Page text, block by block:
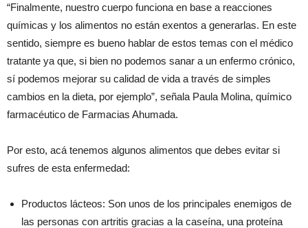
“Finalmente, nuestro cuerpo funciona en base a reacciones
químicas y los alimentos no están exentos a generarlas. En este
sentido, siempre es bueno hablar de estos temas con el médico
tratante ya que, si bien no podemos sanar a un enfermo crónico,
sí podemos mejorar su calidad de vida a través de simples
cambios en la dieta, por ejemplo”, señala Paula Molina, químico
farmacéutico de Farmacias Ahumada.
Por esto, acá tenemos algunos alimentos que debes evitar si
sufres de esta enfermedad:
Productos lácteos: Son unos de los principales enemigos de
las personas con artritis gracias a la caseína, una proteína